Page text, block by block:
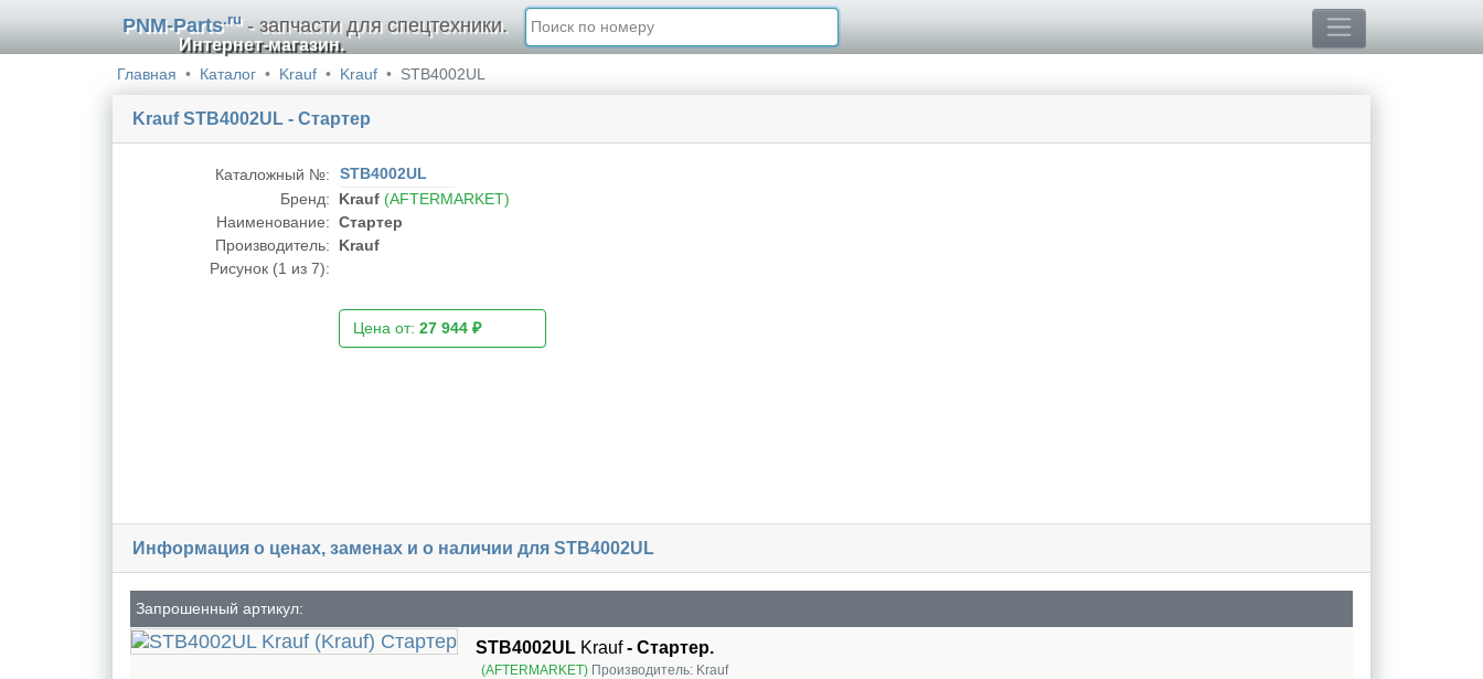
PNM-Parts.ru- запчасти для спецтехники.
Интернет-магазин.
Главная Каталог Krauf Krauf STB4002UL
Krauf STB4002UL - Стартер
Каталожный №:
STB4002UL
Бренд:
Krauf (AFTERMARKET)
Наименование: Стартер
Производитель:
Krauf
Рисунок (1 из 7):
Цена от: 27 944 ₽
Информация о ценах, заменах и о наличии для STB4002UL
Запрошенный артикул:
STB4002UL Krauf- Стартер.
(AFTERMARKET)Производитель: Krauf